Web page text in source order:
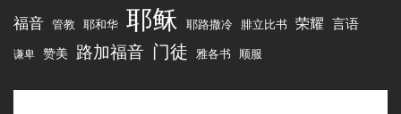
福音 管教 耶和华 耶稣 耶路撒冷 腓立比书 荣耀 言语
谦卑 赞美 路加福音 门徒 雅各书 顺服